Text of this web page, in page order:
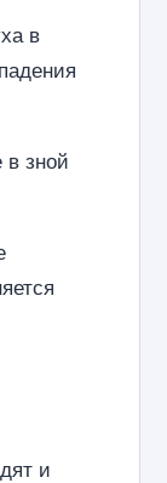
в
в зной
и